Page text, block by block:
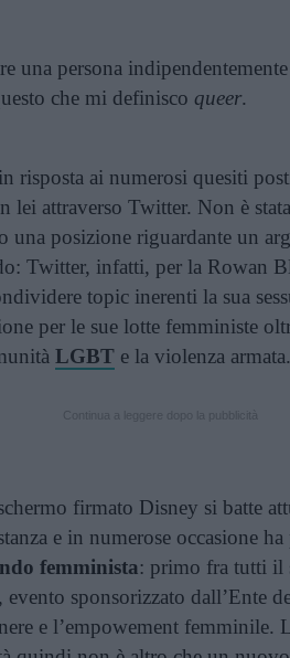
una persona
che mi definisco queer.
risposta ai numerosi quesiti
lei attraverso Twitter. Non è
una posizione riguardante un
Twitter, infatti, per la Rowan
topic inerenti la sua
per le sue lotte femministe
LGBT e la violenza armata.
firmato Disney si batte
e in numerose occasione
femminista: primo fra tutti il
, evento sponsorizzato dall’Ente
e l’empowement femminile.